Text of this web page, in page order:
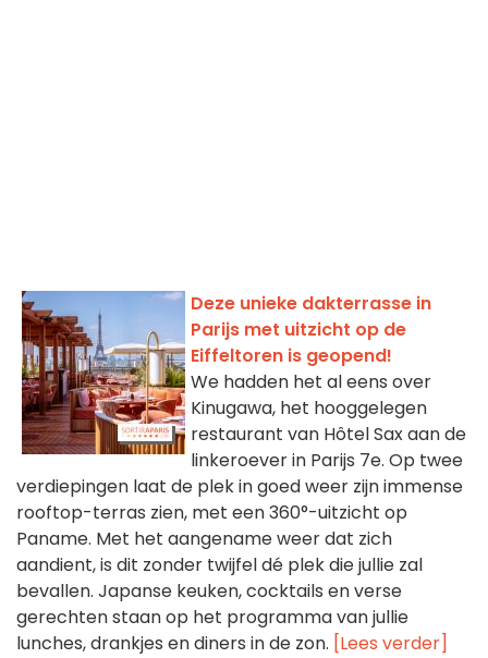
Deze unieke dakterrasse in
Parijs met uitzicht op de
Eiffeltoren is geopend!
We hadden het al eens over
Kinugawa, het hooggelegen
restaurant van Hôtel Sax aan de
linkeroever in Parijs 7e. Op twee
verdiepingen laat de plek in goed weer zijn immense
rooftop-terras zien, met een 360°-uitzicht op
Paname. Met het aangename weer dat zich
aandient, is dit zonder twijfel dé plek die jullie zal
bevallen. Japanse keuken, cocktails en verse
gerechten staan op het programma van jullie
lunches, drankjes en diners in de zon. [Lees verder]